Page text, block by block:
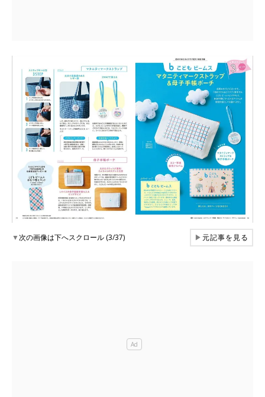
▼次の画像は下へスクロール (3/37) ▶元記事を見る